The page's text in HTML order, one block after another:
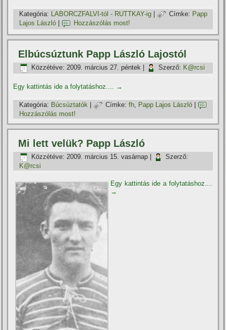
Kategória: LABORCZFALVI-tól - RUTTKAY-ig | Címke: Papp
Lajos László
Hozzászólás most!
Elbúcsúztunk Papp László Lajostól
Közzétéve: 2009. március 27. péntek Szerző: K@rcsi
Egy kattintás ide a folytatáshoz.... →
Kategória: Búcsúztatók | Címke: fh, Papp Lajos László
Hozzászólás most!
Mi lett velük? Papp László
Közzétéve: 2009. március 15. vasárnap
Szerző:
K@rcsi
Egy kattintás ide a folytatáshoz....
→